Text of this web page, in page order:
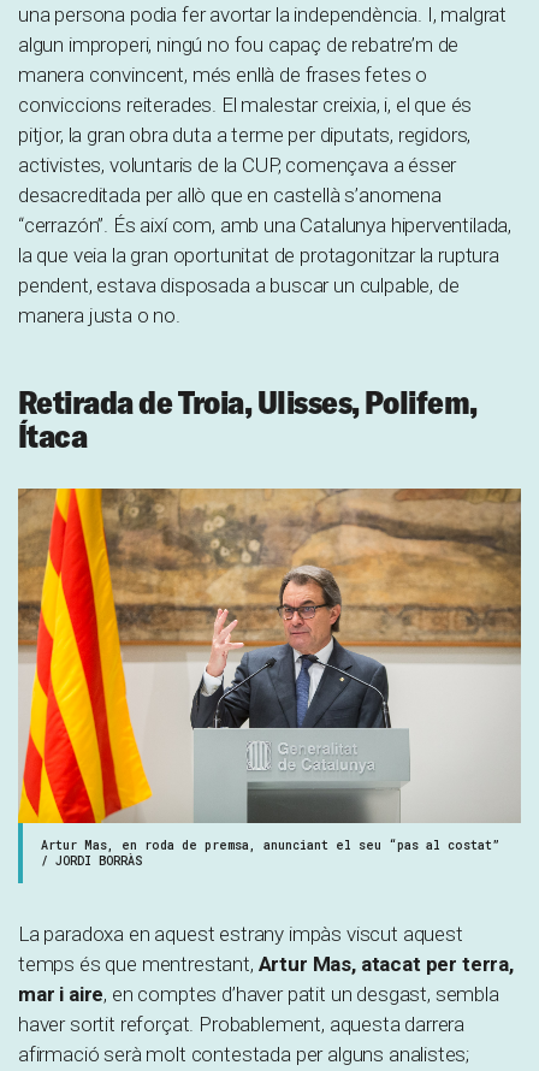
una persona podia fer avortar la independència. I, malgrat
algun improperi, ningú no fou capaç de rebatre’m de
manera convincent, més enllà de frases fetes o
conviccions reiterades. El malestar creixia, i, el que és
pitjor, la gran obra duta a terme per diputats, regidors,
activistes, voluntaris de la CUP, començava a ésser
desacreditada per allò que en castellà s’anomena
“cerrazón”. És així com, amb una Catalunya hiperventilada,
la que veia la gran oportunitat de protagonitzar la ruptura
pendent, estava disposada a buscar un culpable, de
manera justa o no.
Retirada de Troia, Ulisses, Polifem,
Ítaca
Artur Mas, en roda de premsa, anunciant el seu “pas al costat”
/ JORDI BORRÀS
La paradoxa en aquest estrany impàs viscut aquest
temps és que mentrestant, Artur Mas, atacat per terra,
mar i aire, en comptes d’haver patit un desgast, sembla
haver sortit reforçat. Probablement, aquesta darrera
afirmació serà molt contestada per alguns analistes;